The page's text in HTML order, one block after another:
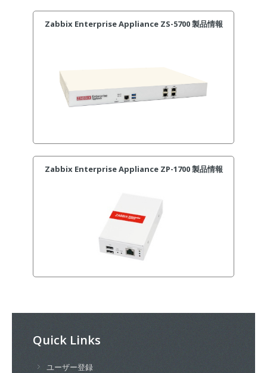
Zabbix Enterprise Appliance ZS-5700 製品情報
Zabbix Enterprise Appliance ZP-1700 製品情報
Quick Links
ユーザー登録